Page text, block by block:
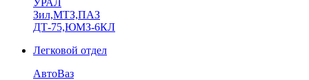
УРАЛ
Зил,МТЗ,ПАЗ
ДТ-75,ЮМЗ-6КЛ
Легковой отдел
АвтоВаз